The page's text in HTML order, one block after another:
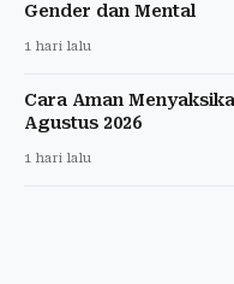
Gender dan Mental
1 hari lalu
Cara Aman
Agustus 2026
1 hari lalu